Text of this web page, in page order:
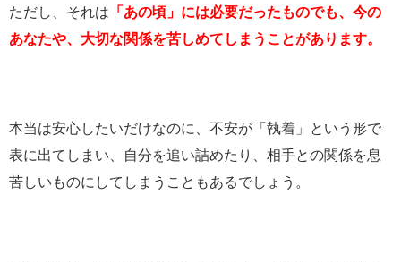
ただし、それは 「あの頃」には必要だったものでも、今の
あなたや、大切な関係を苦しめてしまうことがあります。
本当は安心したいだけなのに、不安が「執着」という形で
表に出てしまい、自分を追い詰めたり、相手との関係を息
苦しいものにしてしまうこともあるでしょう。